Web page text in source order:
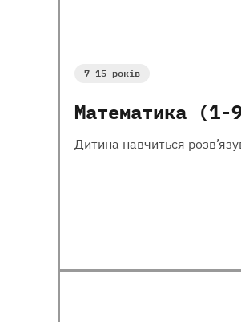
7-15 років
Математика (1-
Дитина навчиться